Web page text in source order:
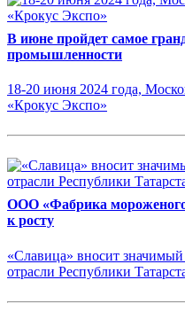
В июне пройдет самое
промышленности
18-20 июня 2024 года,
«Крокус Экспо»
ООО «Фабрика
к росту
«Славица» вносит
отрасли Республики